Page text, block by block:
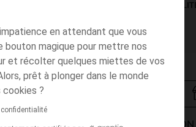
en attendant que vous
bouton magique pour mettre nos
et récolter quelques miettes de vos
prêt à plonger dans le monde
?
MODES DE LIVRAISON